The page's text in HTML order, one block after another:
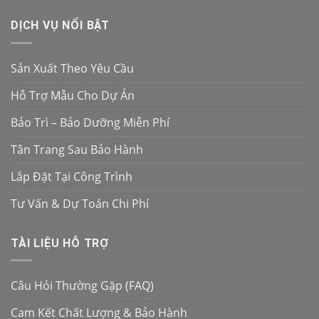
DỊCH VỤ NỔI BẬT
Sản Xuất Theo Yêu Cầu
Hỗ Trợ Mẫu Cho Dự Án
Bảo Trì – Bảo Dưỡng Miễn Phí
Tân Trang Sau Bảo Hành
Lắp Đặt Tại Công Trình
Tư Vấn & Dự Toán Chi Phí
TÀI LIỆU HỖ TRỢ
Câu Hỏi Thường Gặp (FAQ)
Cam Kết Chất Lượng & Bảo Hành